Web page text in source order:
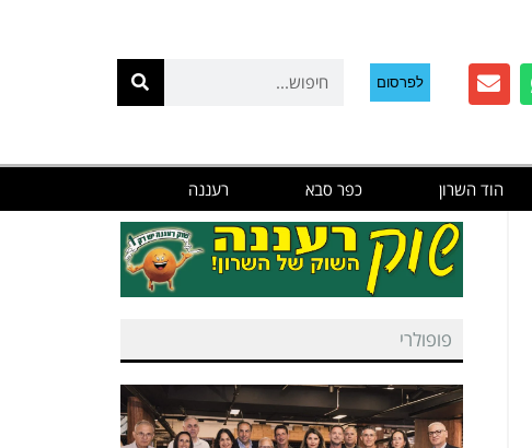
לפרסום
הוד השרון כפר סבא רעננה
פופולרי